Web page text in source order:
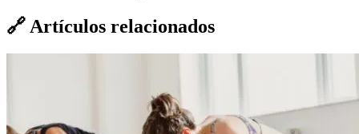
🔗 Artículos relacionados